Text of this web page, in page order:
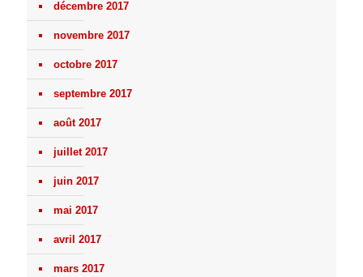
décembre 2017
novembre 2017
octobre 2017
septembre 2017
août 2017
juillet 2017
juin 2017
mai 2017
avril 2017
mars 2017